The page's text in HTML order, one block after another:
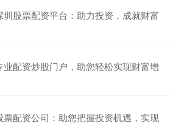
股票配资平台：助力投资，成就财富
配资炒股门户，助您轻松实现财富增
票配资公司：助您把握投资机遇，实现